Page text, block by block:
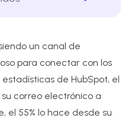
un canal de
para conectar con los
de HubSpot, el
su correo electrónico a
el 55% lo hace desde su